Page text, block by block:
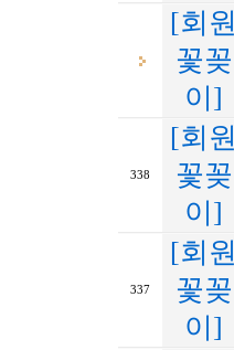
[회원
꽃꽂
이]
338
[회원
꽃꽂
이]
337
[회원
꽃꽂
이]